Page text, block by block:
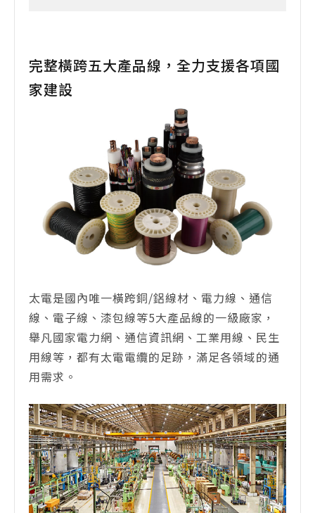
完整橫跨五大產品線，全力支援各項國
家建設
太電是國內唯一橫跨銅/鋁線材、電力線、通信
線、電子線、漆包線等5大產品線的一級廠家，
舉凡國家電力網、通信資訊網、工業用線、民生
用線等，都有太電電纜的足跡，滿足各領域的通
用需求。